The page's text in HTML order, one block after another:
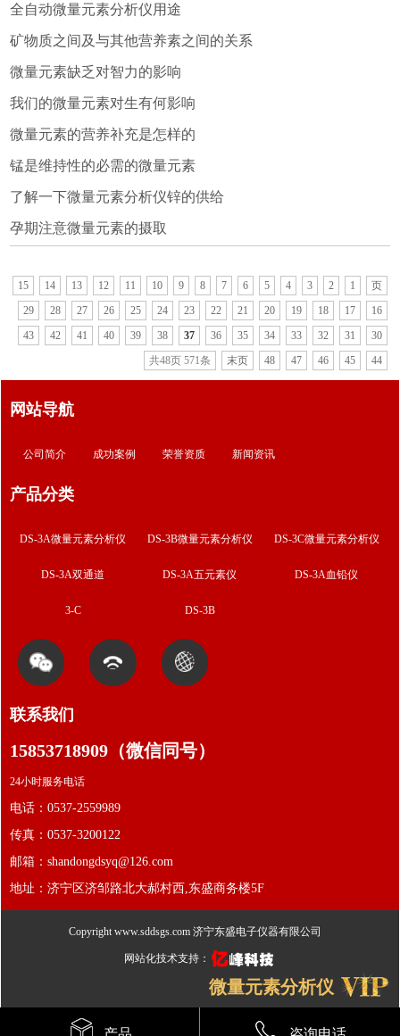
全自动微量元素分析仪用途
矿物质之间及与其他营养素之间的关系
微量元素缺乏对智力的影响
我们的微量元素对生有何影响
微量元素的营养补充是怎样的
锰是维持性的必需的微量元素
了解一下微量元素分析仪锌的供给
孕期注意微量元素的摄取
页
1
2
3
4
5
6
7
8
9
10
11
12
13
14
15
16
17
18
19
20
21
22
23
24
25
26
27
28
29
30
31
32
33
34
35
36
37
38
39
40
41
42
43
44
45
46
47
48
末页
共48页 571条
网站导航
公司简介 成功案例 荣誉资质 新闻资讯
产品分类
DS-3A微量元素分析仪 DS-3B微量元素分析仪 DS-3C微量元素分析仪
DS-3A双通道 DS-3A五元素仪 DS-3A血铅仪
3-C DS-3B
联系我们
15853718909（微信同号）
24小时服务电话
电话：0537-2559989
传真：0537-3200122
邮箱：shandongdsyq@126.com
地址：济宁区济邹路北大郝村西,东盛商务楼5F
Copyright www.sddsgs.com 济宁东盛电子仪器有限公司
网站化技术支持：
微量元素分析仪